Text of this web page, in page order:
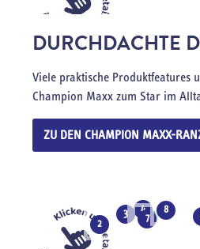
DURCHDACHTE
Viele praktische Produktfeatures
Champion Maxx zum Star im
ZU DEN CHAMPION MAXX-
1
2
3 4
7
8